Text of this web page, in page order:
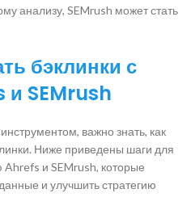
анализу, SEMrush может стать
бэклинки с
SEMrush
важно знать, как
Ниже приведены шаги для
и SEMrush, которые
и улучшить стратегию